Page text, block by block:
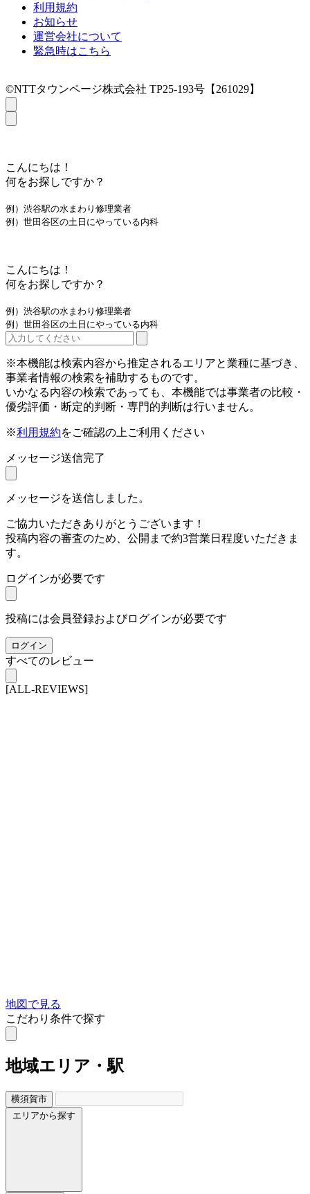
利用規約
お知らせ
運営会社について
緊急時はこちら
©NTTタウンページ株式会社 TP25-193号【261029】
こんにちは！
何をお探しですか？
例）渋谷駅の水まわり修理業者
例）世田谷区の土日にやっている内科
こんにちは！
何をお探しですか？
例）渋谷駅の水まわり修理業者
例）世田谷区の土日にやっている内科
※本機能は検索内容から推定されるエリアと業種に基づき、
事業者情報の検索を補助するものです。
いかなる内容の検索であっても、本機能では事業者の比較・
優劣評価・断定的判断・専門的判断は行いません。
※利用規約をご確認の上ご利用ください
メッセージ送信完了
メッセージを送信しました。
ご協力いただきありがとうございます！
投稿内容の審査のため、公開まで約3営業日程度いただきま
す。
ログインが必要です
投稿には会員登録およびログインが必要です
ログイン
すべてのレビュー
[ALL-REVIEWS]
地図で見る
こだわり条件で探す
地域エリア・駅
横須賀市
エリアから探す